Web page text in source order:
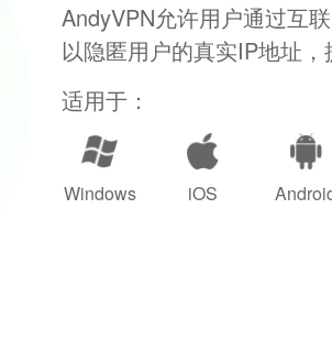
AndyVPN允许用户通过互
以隐匿用户的真实IP地址，
适用于：
Windows iOS